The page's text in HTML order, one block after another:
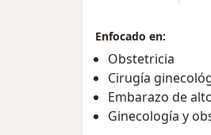
Enfocado en:
Obstetricia
Cirugía
Embarazo de
Ginecología y